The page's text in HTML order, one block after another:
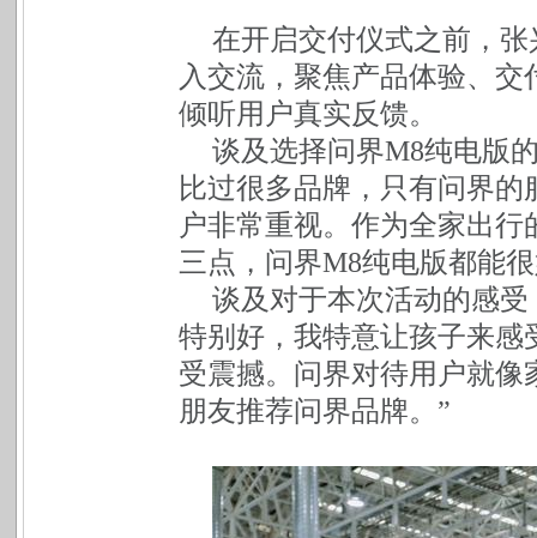
在开启交付仪式之前，
入交流，聚焦产品体验、
倾听用户真实反馈。
谈及选择问界M8纯电版
比过很多品牌，只有问界
户非常重视。作为全家出
三点，问界M8纯电版都能
谈及对于本次活动的感
特别好，我特意让孩子来
受震撼。问界对待用户就
朋友推荐问界品牌。”